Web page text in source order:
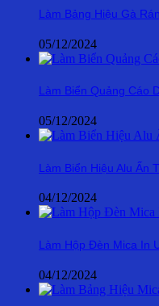
Làm Bảng Hiệu Gà
05/12/2024
Làm Biển Quảng Cáo
05/12/2024
Làm Biển Hiệu Alu Ấn
04/12/2024
Làm Hộp Đèn Mica In
04/12/2024